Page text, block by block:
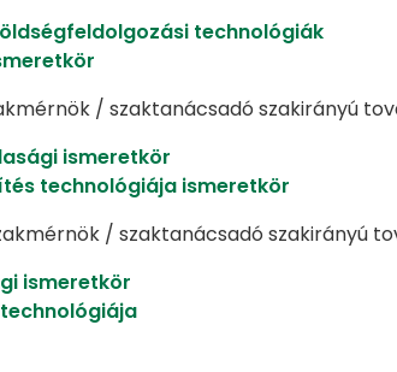
technológiák
/ szaktanácsadó szakirányú
ismeretkör
technológiája ismeretkör
/ szaktanácsadó szakirányú
ismeretkör